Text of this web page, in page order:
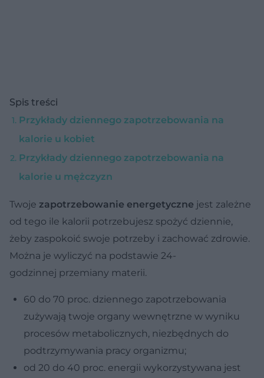
Spis treści
Przykłady dziennego zapotrzebowania na
kalorie u kobiet
Przykłady dziennego zapotrzebowania na
kalorie u mężczyzn
Twoje zapotrzebowanie energetyczne jest zależne
od tego ile kalorii potrzebujesz spożyć dziennie,
żeby zaspokoić swoje potrzeby i zachować zdrowie.
Można je wyliczyć na podstawie 24-
godzinnej przemiany materii.
60 do 70 proc. dziennego zapotrzebowania
zużywają twoje organy wewnętrzne w wyniku
procesów metabolicznych, niezbędnych do
podtrzymywania pracy organizmu;
od 20 do 40 proc. energii wykorzystywana jest